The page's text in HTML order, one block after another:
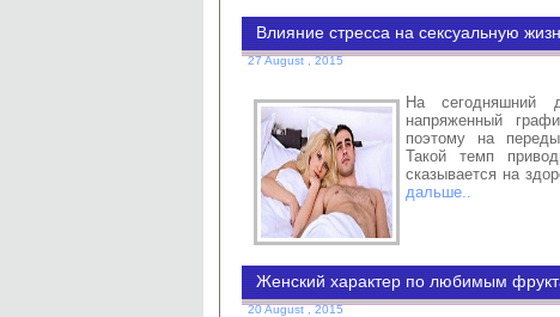
Влияние стресса на сексуальную
27 August , 2015
На сегодняшний
напряженный
поэтому на
Такой темп
сказывается на
дальше..
Женский характер по любимым
20 August , 2015